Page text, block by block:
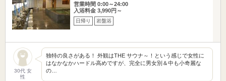
営業時間 0:00～24:00
入浴料金 3,990円～
日帰り 岩盤浴
30代 女
性
独特の良さがある！ 外観はTHE サウナ～！という感じで女性に
はなかなかハードル高めですが、完全に男女別＆中も小奇麗な
の…